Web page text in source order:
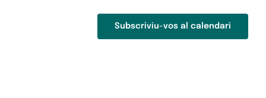
Subscriviu-vos al calendari